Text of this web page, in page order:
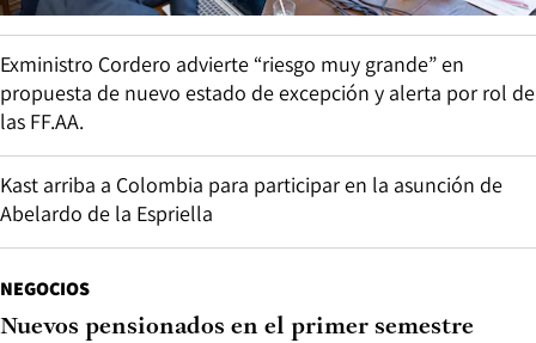
Exministro Cordero advierte “riesgo muy grande” en
propuesta de nuevo estado de excepción y alerta por rol de
las FF.AA.
Kast arriba a Colombia para participar en la asunción de
Abelardo de la Espriella
NEGOCIOS
Nuevos pensionados en el primer semestre